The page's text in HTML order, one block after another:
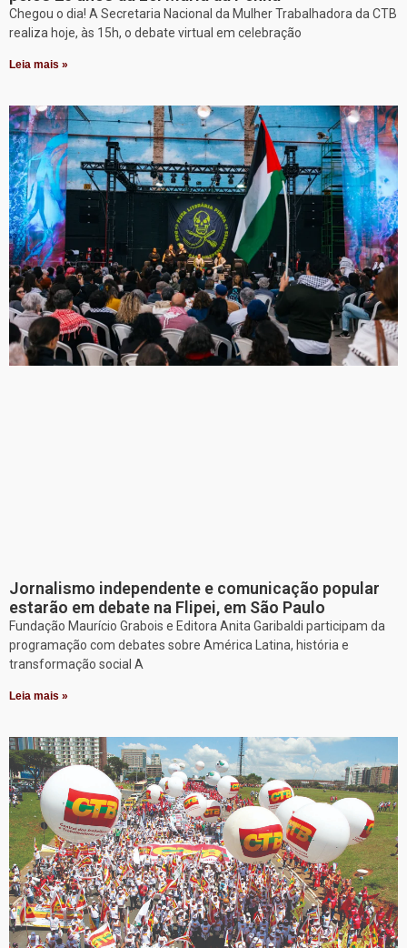
Chegou o dia! A Secretaria Nacional da Mulher Trabalhadora da CTB
realiza hoje, às 15h, o debate virtual em celebração
Leia mais »
Jornalismo independente e comunicação popular
estarão em debate na Flipei, em São Paulo
Fundação Maurício Grabois e Editora Anita Garibaldi participam da
programação com debates sobre América Latina, história e
transformação social A
Leia mais »